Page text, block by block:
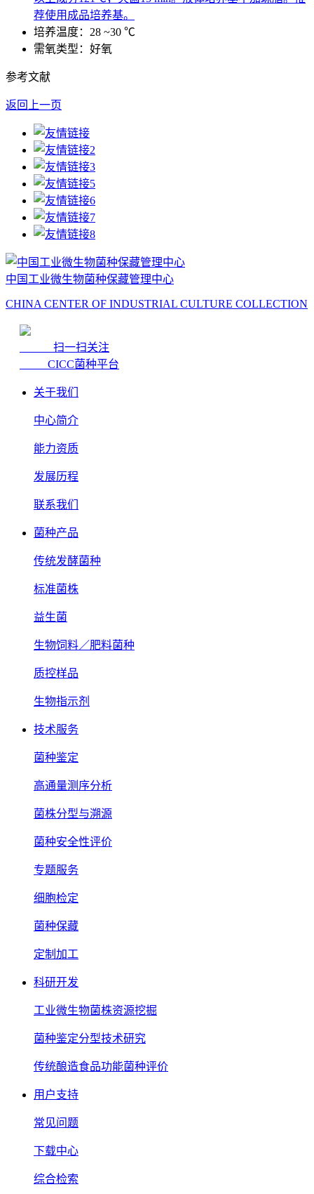
荐使用成品培养基。
培养温度：28 ~30 ℃
需氧类型：好氧
参考文献
返回上一页
中国工业微生物菌种保藏管理中心
CHINA CENTER OF INDUSTRIAL CULTURE COLLECTION
扫一扫关注
CICC菌种平台
关于我们
中心简介
能力资质
发展历程
联系我们
菌种产品
传统发酵菌种
标准菌株
益生菌
生物饲料／肥料菌种
质控样品
生物指示剂
技术服务
菌种鉴定
高通量测序分析
菌株分型与溯源
菌种安全性评价
专题服务
细胞检定
菌种保藏
定制加工
科研开发
工业微生物菌株资源挖掘
菌种鉴定分型技术研究
传统酿造食品功能菌种评价
用户支持
常见问题
下载中心
综合检索